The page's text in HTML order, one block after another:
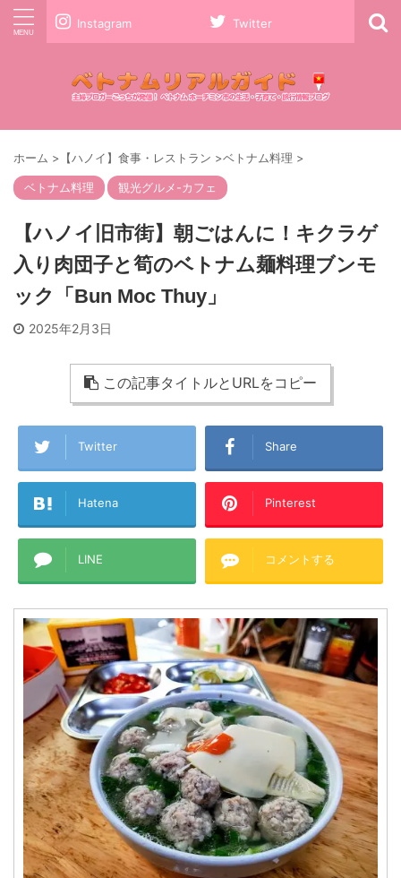
Instagram Twitter
ホーム > 【ハノイ】食事・レストラン >ベトナム料理 >
ベトナム料理 観光グルメ-カフェ
【ハノイ旧市街】朝ごはんに！キクラゲ
入り肉団子と筍のベトナム麺料理ブンモ
ック「Bun Moc Thuy」
2025年2月3日
この記事タイトルとURLをコピー
Twitter Share
Hatena Pinterest
LINE コメントする